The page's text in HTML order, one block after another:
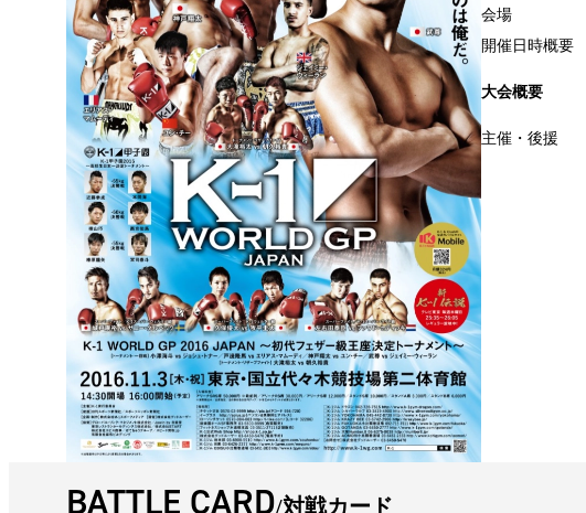
会場
開催日時概要
大会概要
主催・後援
BATTLE CARD 対戦カード